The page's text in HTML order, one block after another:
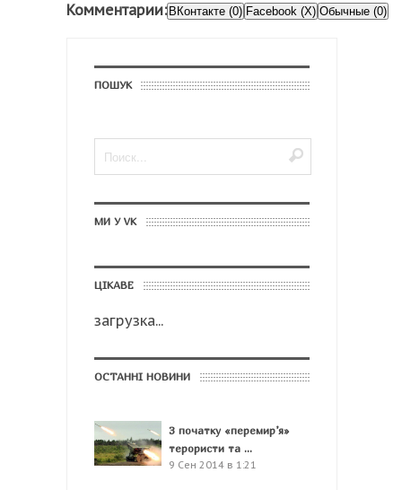
Комментарии: ВКонтакте (0) Facebook (X) Обычные (0)
ПОШУК
МИ У VK
ЦІКАВЕ
загрузка...
ОСТАННІ НОВИНИ
З початку «перемир’я»
терористи та ...
9 Сен 2014 в 1:21